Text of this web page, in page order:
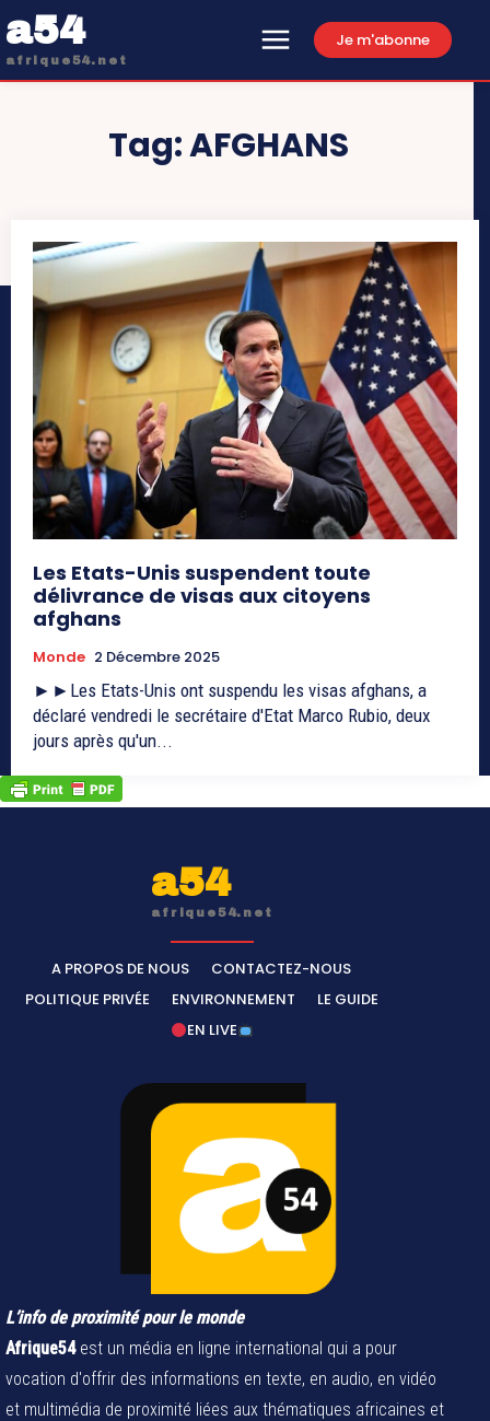
a54
afrique54.net
Je m'abonne
Tag:AFGHANS
Les Etats-Unis suspendent toute
délivrance de visas aux citoyens
afghans
Monde 2 Décembre 2025
►►Les Etats-Unis ont suspendu les visas afghans, a
déclaré vendredi le secrétaire d'Etat Marco Rubio, deux
jours après qu'un...
a54
afrique54.net
A PROPOS DE NOUS
CONTACTEZ-NOUS
POLITIQUE PRIVÉE
ENVIRONNEMENT
LE GUIDE
EN LIVE
L’info de proximité pour le monde
Afrique54est un média en ligne international qui a pour
vocation d'offrir des informations en texte, en audio, en vidéo
et multimédia de proximité liées aux thématiques africaines et